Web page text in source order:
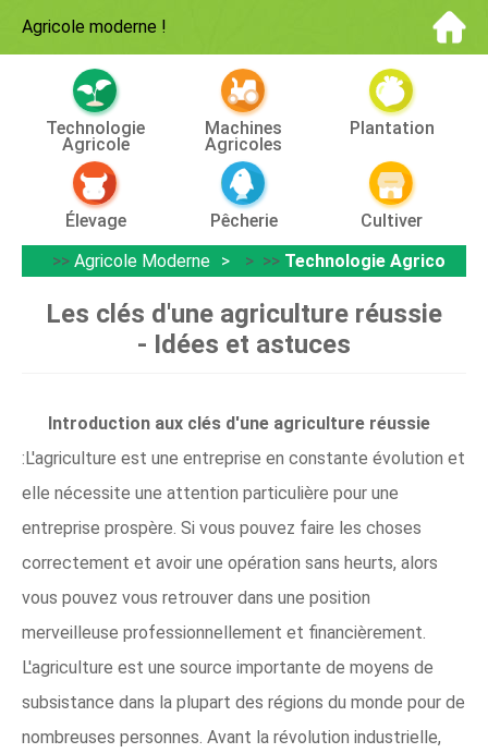
Agricole moderne !
Technologie
Agricole
Machines
Agricoles
Plantation
Élevage Pêcherie
Cultiver
>> Agricole Moderne > >> Technologie Agricole
Les clés d'une agriculture réussie
- Idées et astuces
Introduction aux clés d'une agriculture réussie
:L'agriculture est une entreprise en constante évolution et
elle nécessite une attention particulière pour une
entreprise prospère. Si vous pouvez faire les choses
correctement et avoir une opération sans heurts, alors
vous pouvez vous retrouver dans une position
merveilleuse professionnellement et financièrement.
L'agriculture est une source importante de moyens de
subsistance dans la plupart des régions du monde pour de
nombreuses personnes. Avant la révolution industrielle,